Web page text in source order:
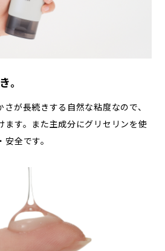
。
が長続きする自然な粘度なので、
ます。また主成分にグリセリンを使
全です。